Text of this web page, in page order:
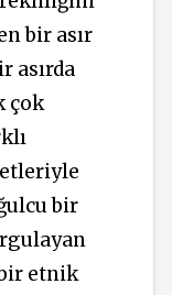
bir asır
asırda
çok
bir
etnik